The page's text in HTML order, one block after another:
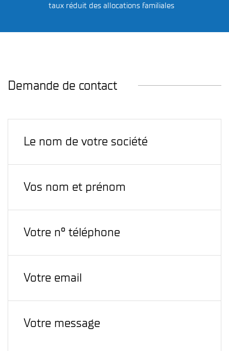
taux réduit des allocations familiales
Demande de contact